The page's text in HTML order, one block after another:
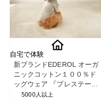
自宅で体験
新ブランドEDEROL オーガ
ニックコットン１００％ド
ッグウェア 『プレステー
ジ・オーガニック・タート
5000人以上